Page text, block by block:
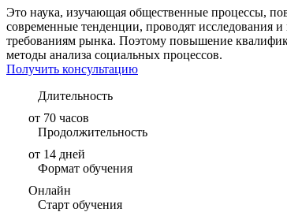
Это наука, изучающая общественные процессы,
современные тенденции, проводят исследования
требованиям рынка. Поэтому повышение
методы анализа социальных процессов.
Получить консультацию
Длительность
от 70 часов
Продолжительность
от 14 дней
Формат обучения
Онлайн
Старт обучения